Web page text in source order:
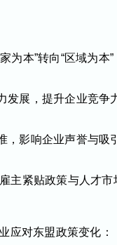
本”转向“区域为本
展，提升企业竞争
影响企业声誉与吸
主紧贴政策与人才市
应对东盟政策变化：